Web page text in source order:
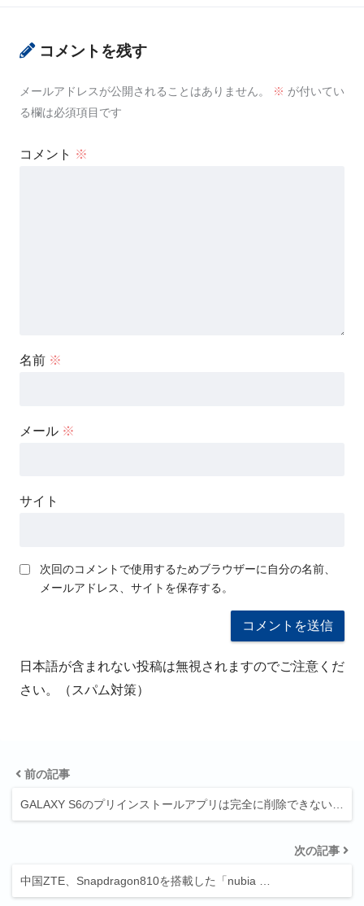
コメントを残す
メールアドレスが公開されることはありません。 ※ が付いてい
る欄は必須項目です
コメント ※
名前 ※
メール ※
サイト
次回のコメントで使用するためブラウザーに自分の名前、
メールアドレス、サイトを保存する。
日本語が含まれない投稿は無視されますのでご注意くだ
さい。（スパム対策）
前の記事
GALAXY S6のプリインストールアプリは完全に削除できない…
次の記事
中国ZTE、Snapdragon810を搭載した「nubia …